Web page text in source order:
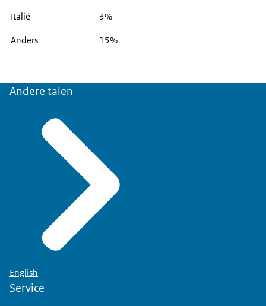
Italië 3%
Anders 15%
Andere talen
English
Service